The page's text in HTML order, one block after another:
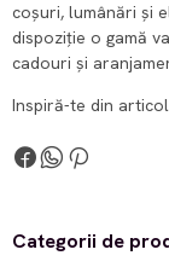
coșuri, lumânări și
dispoziție o gamă
cadouri și
Inspiră-te din
Categorii de